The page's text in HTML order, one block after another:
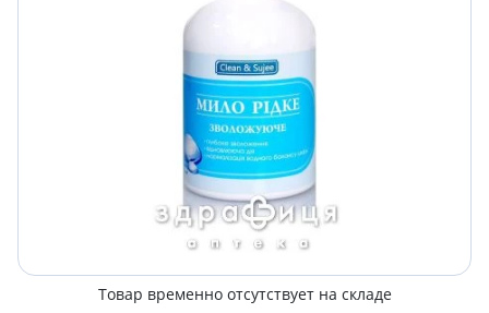
Товар временно отсутствует на складе